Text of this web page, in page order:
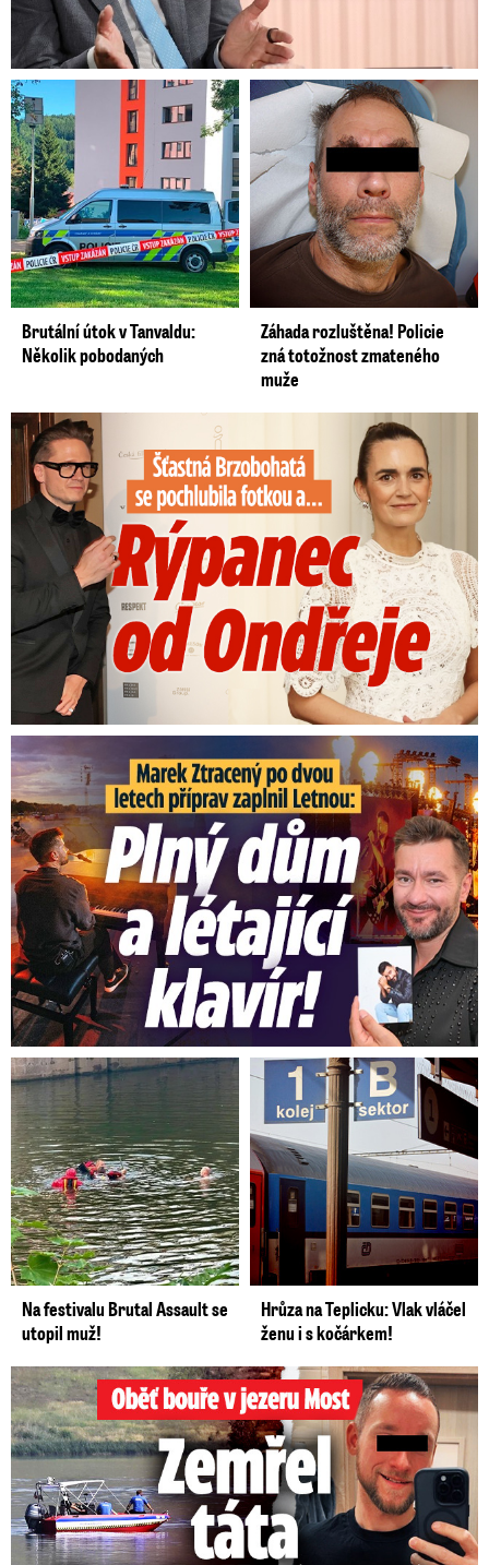
Brutální útok v Tanvaldu:
Několik pobodaných
Záhada rozluštěna! Policie
zná totožnost zmateného
muže
Šťastná Brzobohatá se pochlubila fotkou: Rýpanec od Ondřeje
Marek Ztracený na Letné: Plný dům a létající klavír!
Na festivalu Brutal Assault se
utopil muž!
Hrůza na Teplicku: Vlak vláčel
ženu i s kočárkem!
Oběť bouře v jezeru Most: Zemřel táta Dominik (†28)